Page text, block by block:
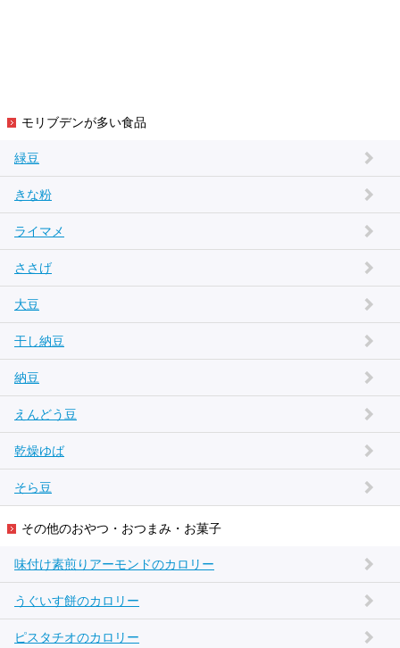
モリブデンが多い食品
緑豆
きな粉
ライマメ
ささげ
大豆
干し納豆
納豆
えんどう豆
乾燥ゆば
そら豆
その他のおやつ・おつまみ・お菓子
味付け素煎りアーモンドのカロリー
うぐいす餅のカロリー
ピスタチオのカロリー